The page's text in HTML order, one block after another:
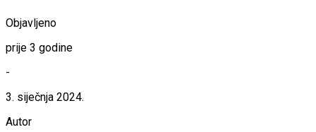
Objavljeno
prije 3 godine
-
3. siječnja 2024.
Autor